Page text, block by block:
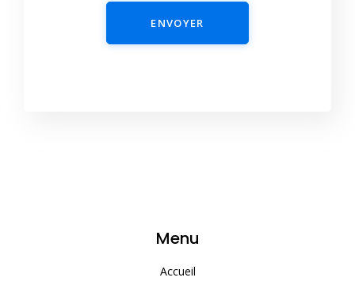
ENVOYER
Menu
Accueil